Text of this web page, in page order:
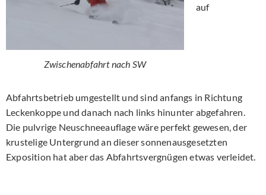
Zwischenabfahrt nach SW
auf
Abfahrtsbetrieb umgestellt und sind anfangs in Richtung
Leckenkoppe und danach nach links hinunter abgefahren.
Die pulvrige Neuschneeauflage wäre perfekt gewesen, der
krustelige Untergrund an dieser sonnenausgesetzten
Exposition hat aber das Abfahrtsvergnügen etwas verleidet.